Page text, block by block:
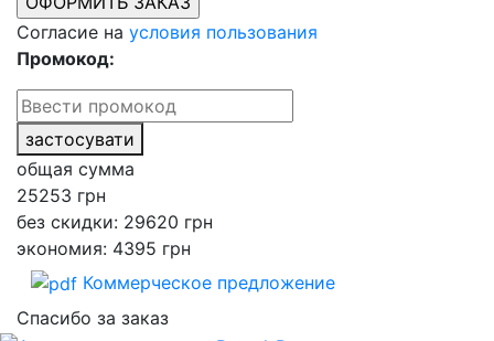
Согласие на условия пользования
Промокод:
застосувати
общая сумма
25253 грн
без скидки: 29620 грн
экономия: 4395 грн
Коммерческое предложение
Спасибо за заказ